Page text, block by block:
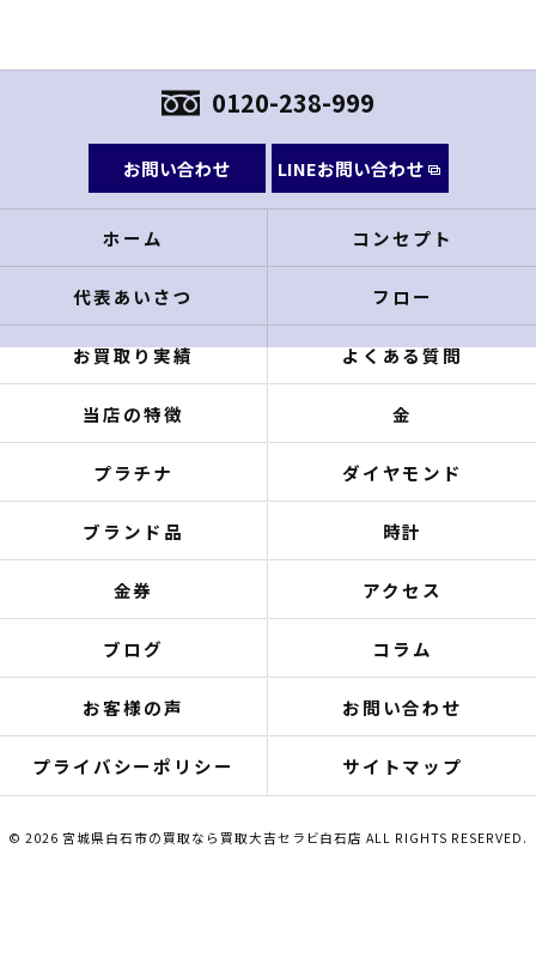
0120-238-999
お問い合わせ LINEお問い合わせ
ホーム コンセプト
代表あいさつ フロー
お買取り実績 よくある質問
当店の特徴 金
プラチナ ダイヤモンド
ブランド品 時計
金券 アクセス
ブログ コラム
お客様の声 お問い合わせ
プライバシーポリシー サイトマップ
© 2026 宮城県白石市の買取なら買取大吉セラビ白石店 ALL RIGHTS RESERVED.